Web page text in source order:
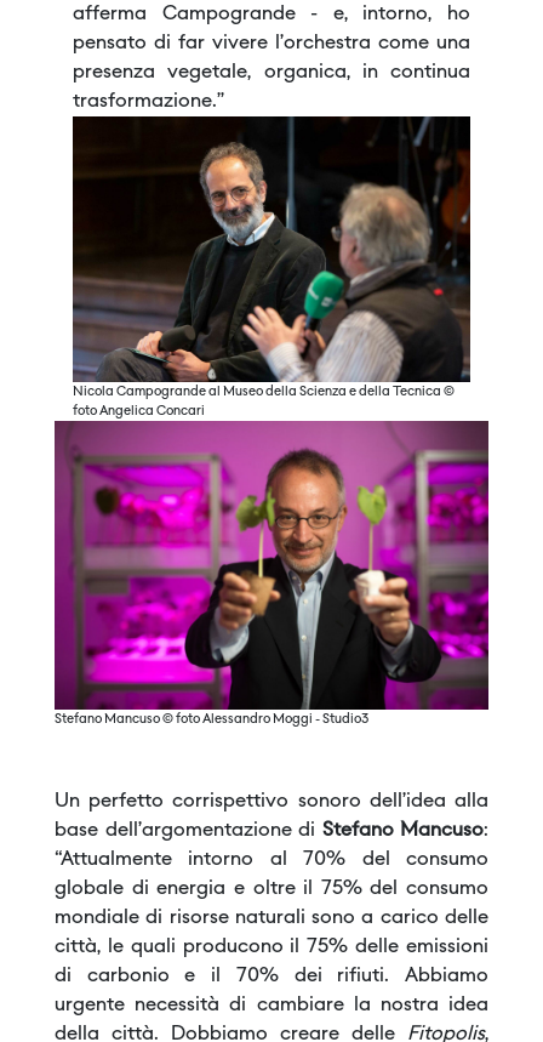
afferma Campogrande - e, intorno, ho
pensato di far vivere l’orchestra come una
presenza vegetale, organica, in continua
trasformazione.”
Nicola Campogrande al Museo della Scienza e della Tecnica ©
foto Angelica Concari
Stefano Mancuso © foto Alessandro Moggi - Studio3
Un perfetto corrispettivo sonoro dell’idea alla
base dell’argomentazione di Stefano Mancuso:
“Attualmente intorno al 70% del consumo
globale di energia e oltre il 75% del consumo
mondiale di risorse naturali sono a carico delle
città, le quali producono il 75% delle emissioni
di carbonio e il 70% dei rifiuti. Abbiamo
urgente necessità di cambiare la nostra idea
della città. Dobbiamo creare delle Fitopolis,